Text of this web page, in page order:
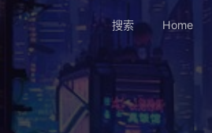
搜索 Home